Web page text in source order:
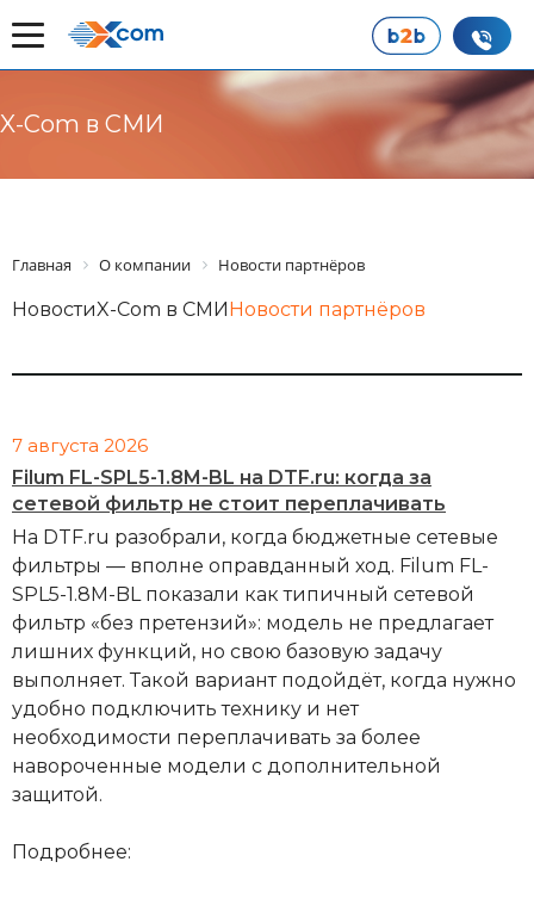
X-Com в СМИ
Главная О компании Новости партнёров
НовостиX-Com в СМИ Новости партнёров
7 августа 2026
Filum FL-SPL5-1.8M-BL на DTF.ru: когда за
сетевой фильтр не стоит переплачивать
На DTF.ru разобрали, когда бюджетные сетевые
фильтры — вполне оправданный ход. Filum FL-
SPL5-1.8M-BL показали как типичный сетевой
фильтр «без претензий»: модель не предлагает
лишних функций, но свою базовую задачу
выполняет. Такой вариант подойдёт, когда нужно
удобно подключить технику и нет
необходимости переплачивать за более
навороченные модели с дополнительной
защитой.
Подробнее: